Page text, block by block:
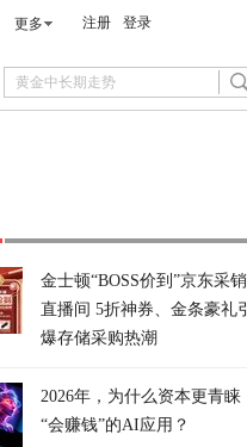
更多 注册 登录
金士顿“BOSS价到”京东采销
直播间 5折神券、金条豪礼引
爆存储采购热潮
2026年，为什么资本更青睐
“会赚钱”的AI应用？